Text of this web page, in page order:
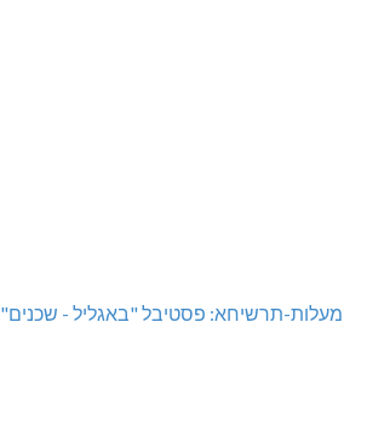
מעלות-תרשיחא: פסטיבל "באגליל - שכנים"